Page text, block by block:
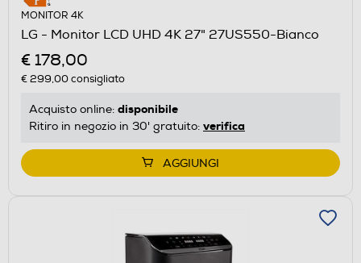
MONITOR 4K
LG - Monitor LCD UHD 4K 27" 27US550-Bianco
€ 178,00
€ 299,00consigliato
Acquisto online: disponibile
Ritiro in negozio in 30' gratuito: verifica
AGGIUNGI